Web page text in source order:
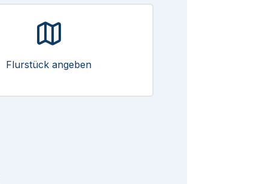
Flurstück angeben